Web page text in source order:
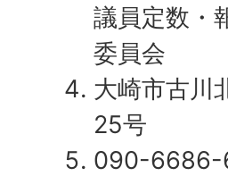
議員定数・
委員会
大崎市古川
25号
090-6686-